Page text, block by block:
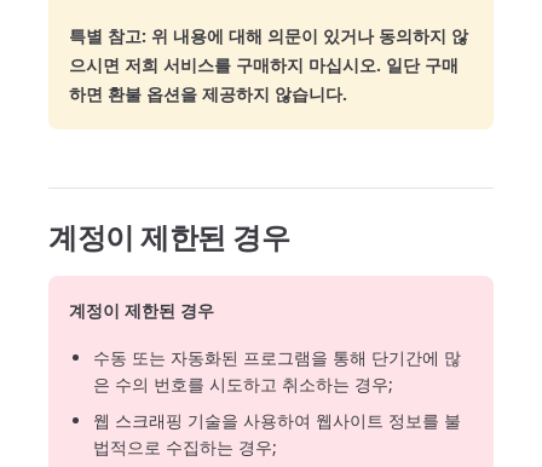
특별 참고: 위 내용에 대해 의문이 있거나 동의하지 않
으시면 저희 서비스를 구매하지 마십시오. 일단 구매
하면 환불 옵션을 제공하지 않습니다.
계정이 제한된 경우
계정이 제한된 경우
수동 또는 자동화된 프로그램을 통해 단기간에 많
은 수의 번호를 시도하고 취소하는 경우;
웹 스크래핑 기술을 사용하여 웹사이트 정보를 불
법적으로 수집하는 경우;